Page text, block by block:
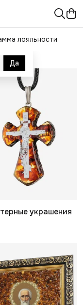
лояльности
украшения